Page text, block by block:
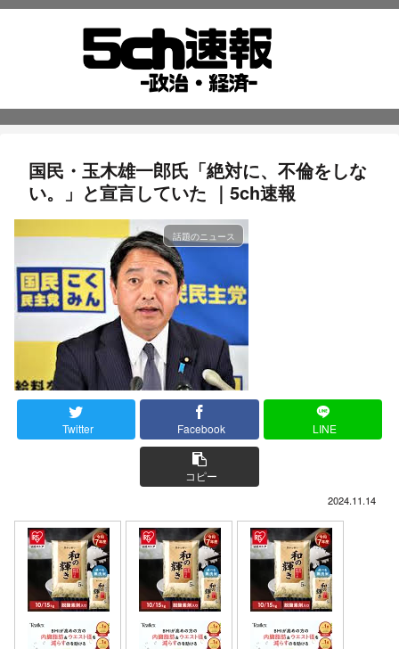
国民・玉木雄一郎氏「絶対に、不倫をしな
い。」と宣言していた ｜5ch速報
話題のニュース
Twitter Facebook LINE
コピー
2024.11.14